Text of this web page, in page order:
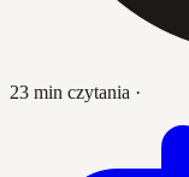
23 min czytania ·